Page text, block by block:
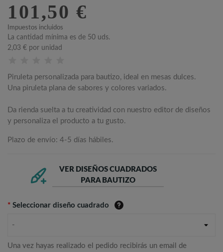
101,50 €
Impuestos incluidos
La cantidad mínima es de 50 uds.
2,03 € por unidad
Piruleta personalizada para bautizo, ideal en mesas dulces.
Una piruleta plana de sabores y colores variados.
Da rienda suelta a tu creatividad con nuestro editor de diseños
y personaliza el producto a tu gusto.
Plazo de envío: 4-5 días hábiles.
VER DISEÑOS CUADRADOS
PARA BAUTIZO
* Seleccionar diseño cuadrado
-
Una vez hayas realizado el pedido recibirás un email de